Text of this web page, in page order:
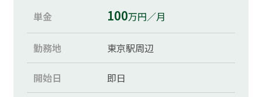
単金 100万円／月
勤務地 東京駅周辺
開始日 即日